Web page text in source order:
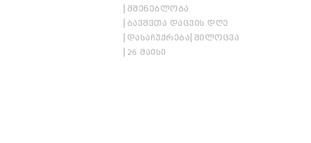
ᲛᲨᲔᲜᲔᲑᲚᲝᲑᲐ
ᲑᲐᲕᲨᲕᲗᲐ ᲓᲐᲪᲕᲘᲡ ᲓᲦᲔ
ᲓᲐᲡᲐᲩᲣᲥᲠᲔᲑᲐ ᲛᲘᲚᲝᲪᲕᲐ
26 ᲛᲐᲘᲡᲘ